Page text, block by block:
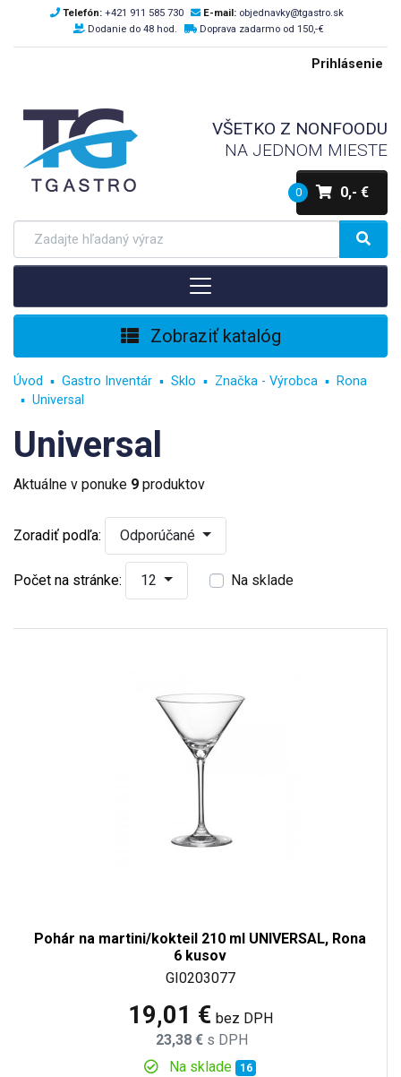
Telefón: +421 911 585 730 E-mail: objednavky@tgastro.sk
Dodanie do 48 hod.
Doprava zadarmo od 150,-€
Prihlásenie
VŠETKO Z NONFOODU
NA JEDNOM MIESTE
0 0,- €
Zobraziť katalóg
Úvod Gastro Inventár Sklo Značka - Výrobca
Rona
Universal
Universal
Aktuálne v ponuke 9 produktov
Zoradiť podľa: Odporúčané
Počet na stránke: 12 Na sklade
Pohár na martini/kokteil 210 ml UNIVERSAL, Rona
6 kusov
GI0203077
19,01 € bez DPH
23,38 € s DPH
Na sklade
16